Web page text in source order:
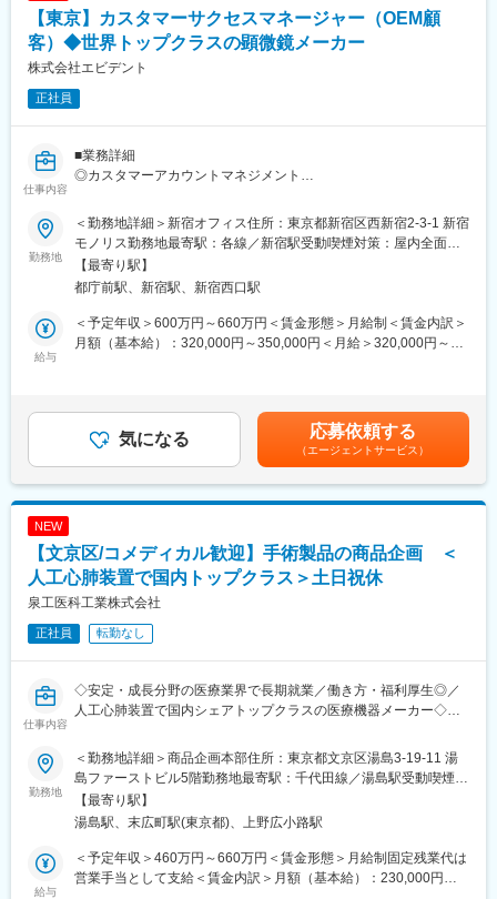
・システムリリース後の保守・運転・運用、脆弱性対応、改善・
改修
・社内関係部署との調整、プロジェクト推進
など、プロジェクトマネジメント業務です。
開発自体は外部のビジネスパートナーが行うためコーディング能
力は求めませんが、事業背景や開発経験に基づくレビュー能力は
リーダーシップを発揮し、社内外のメンバーを率いてプロジェク
トの推進を行っていただきます。
■在宅勤務
在宅での勤務が可能です。（育児や介護等の家庭事情がある場合
はこの限りではありません）
カスし、事業展開をしている帝人グループの医薬品・在宅医療機
器を開発・製造する医療メーカーです。利益率も高いことから、
現在では帝人グループを支える中核事業に成長している当社の中
◇働きやすさ◎
きやすい職場づくりを推進しています。また、ヘルスケアデータ
に基づいて社員の健康維持・増進を図る社内プログラムも実施し
ております。
変更の範囲：会社の定める業務
【東京】カスタマーサクセスマネージャー（OEM顧
客）◆世界トップクラスの顕微鏡メーカー
株式会社エビデント
正社員
仕事内容
■業務詳細
◎カスタマーアカウントマネジメント
・購買担当者、オペレーション担当者、技術担当者と良好な関係
を構築・維持
・積極的なコミュニケーションとフォローアップを通じて、高い
顧客対応力と顧客満足度を実現
・顧客導入支援、製品紹介、および継続的なアカウント管理をサ
ポートする
見積・受注管理
・未決裁見積や顧客問い合わせへのフォローアップを行い、受注
率向上を図る
・ストラテジックアカウントマネージャー、オペレーション、サ
に追加成長機会を特定
・顧客の購買動向を把握し、顧客目標を支援する製品やソリュー
ションを提案
・Design-in機会を特定し、必要に応じてストラテジックアカウン
トマネージャーまたはアプリケーションエンジニアと連携
◎営業企画・営業推進
・CRMシステム内で顧客情報、案件情報、売上予測情報を正確に
・売上予測、パイプラインレビュー、事業計画策定を支援
・顧客活動を管理し、適切なフォローアップおよび案件実行を推
進
・営業プロセスおよび商業ポリシーへの準拠を徹底
◎部門横断連携
・ストラテジックアカウントマネージャー、アプリケーションエ
ンジニアリング、プロダクトマネジメント、オペレーション、サ
勤務地
＜勤務地詳細＞新宿オフィス住所：東京都新宿区西新宿2-3-1 新宿
モノリス勤務地最寄駅：各線／新宿駅受動喫煙対策：屋内全面禁
煙変更の範囲：会社の定める事業所（リモートワーク含む）
【最寄り駅】
都庁前駅、新宿駅、新宿西口駅
給与
＜予定年収＞600万円～660万円＜賃金形態＞月給制＜賃金内訳＞
月額（基本給）：320,000円～350,000円＜月給＞320,000円～
基準に応じて決定いたしますのでご了承ください。賃金はあくま
でも目安の金額であり、選考を通じて上下する可能性がありま
す。月給(月額)は固定手当を含めた表記です。
気になる 応募依頼する
（エージェントサービス）
NEW
【文京区/コメディカル歓迎】手術製品の商品企画 ＜
人工心肺装置で国内トップクラス＞土日祝休
泉工医科工業株式会社
正社員 転勤なし
仕事内容
◇安定・成長分野の医療業界で長期就業／働き方・福利厚生◎／
人工心肺装置で国内シェアトップクラスの医療機器メーカー◇
当社の商品企画部・サージカル部門(手術関連製品：電気メス、鉗
子などの鋼製小物)にて、プロダクトマネージャーおよびマネージ
メントを担当いただきます。
■業務詳細
・企画提案（新製品の企画、売上利益予測、販売計画、製品の調
達および交渉）
・開発提案（営業的側面からの製品企画を行い、開発部門と協力
して製品仕様を策定）
勤務地
＜勤務地詳細＞商品企画本部住所：東京都文京区湯島3-19-11 湯
島ファーストビル5階勤務地最寄駅：千代田線／湯島駅受動喫煙対
策：屋内全面禁煙変更の範囲：無
【最寄り駅】
湯島駅、末広町駅(東京都)、上野広小路駅
給与
＜予定年収＞460万円～660万円＜賃金形態＞月給制固定残業代は
営業手当として支給＜賃金内訳＞月額（基本給）：230,000円～